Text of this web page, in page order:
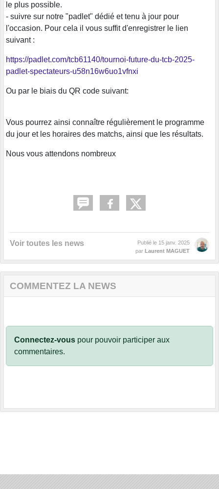
le plus possible.
- suivre sur notre "padlet" dédié et tenu à jour pour
l'occasion. Pour cela il vous suffit d'enregistrer le lien
suivant :
https://padlet.com/tcb61140/tournoi-future-du-tcb-2025-
padlet-spectateurs-u58n16w6uo1vfnxi
Ou par le biais du QR code suivant:
Vous pourrez ainsi connaître régulièrement le programme
du jour et les horaires des matchs, ainsi que les résultats.
Nous vous attendons nombreux
Voir toutes les news Publié le 15 janv. 2025
par Laurent MAGUET
COMMENTEZ LA NEWS
Connectez-vous pour pouvoir participer aux
commentaires.